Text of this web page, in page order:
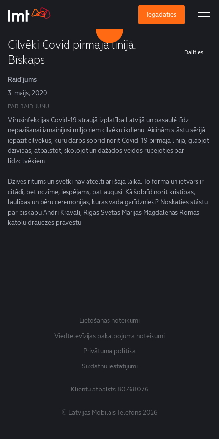
Iegādāties
Cilvēki Covid pirmajā līnijā.
Bīskaps
Dalīties
Raidījums
3. maijs, 2020
PAR RAIDĪJUMU
Vīrusinfekcijas Covid-19 straujā izplatība Latvijā un pasaulē līdz
nepazīšanai izmainījusi miljoniem cilvēku ikdienu. Aicinām stāstu sērijā
iepazīt cilvēkus, kuru darbs šobrīd norit Covid-19 pirmajā līnijā, glābjot
dzīvības, atbalstot, skolojot un dažādos veidos rūpējoties par
līdzcilvēkiem.
Dzīves ritums un svētki nav atcelti arī šajā laikā. To forma un ietvars ir
citādi, bet nozīme, iespējams, pat augusi. Kā šobrīd norit kristības,
laulības un bēru ceremonijas, kuras vada garīdznieki? Noskaties stāstu
par bīskapu Andri Kravali, Rīgas Svētās Marijas Magdalēnas Romas
katoļu draudzes prāvestu
Lietošanas noteikumi
Viedtelevīzijas pakalpojuma noteikumi
Privātuma politika
Sīkdatņu iestatījumi
Klientu atbalsts80768076
© Latvijas Mobilais Telefons 2026